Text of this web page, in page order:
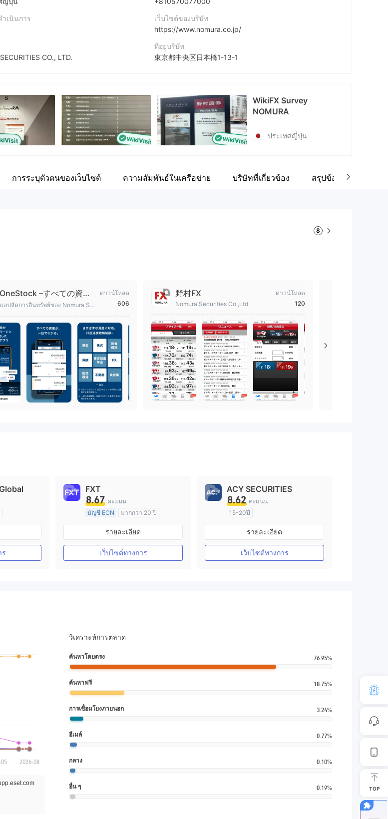
ำเนินการ
CO., LTD.
ษัท
เว็บไซต์ของบริษัท
https://www.nomura.co.jp/
ที่อยู่บริษัท
東京都中央区日本橋1-13-1
WikiFX Survey
NOMURA
ประเทศญี่ปุ่น
การระบุตัวตนของเว็บไซต์ ความสัมพันธ์ในเครือข่าย บริษัทที่เกี่ยวข้อง สรุปข้อมูลบริษัท
8
OneStock –すべての資産
が、一目でわかる
แอปจัดการสินทรัพย์ของ Nomura Se
ดาวน์โหลด
606
野村FX
Nomura Securities Co.,Ltd.
ดาวน์โหลด
120
เลีย
ต็ม
ร
FXT
8.67 คะแนน
บัญชี ECN
มากกว่า 20 ปี
การกำกับดูแล ออสเตรเลีย
ใบอนุญาต MT4 แบบเต็ม
รายละเอียด
เว็บไซต์ทางการ
ACY SECURITIES
8.62 คะแนน
15-20ปี
การกำกับดูแล ออสเตรเลีย
ใบอนุญาต MT4 แบบเต็ม
รายละเอียด
เว็บไซต์ทางการ
วิเคราะห์การตลาด
ค้นหาโดยตรง 76.95%
ค้นหาฟรี 18.75%
การเชื่อมโยงภายนอก 3.24%
อีเมล์ 0.77%
กลาง 0.10%
อื่น ๆ 0.19% TOP